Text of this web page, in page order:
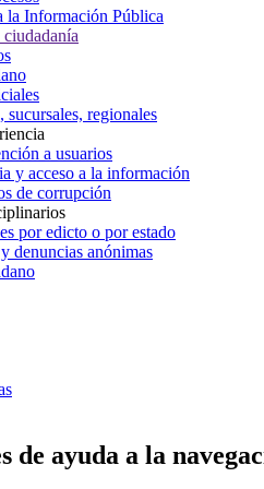
la Información Pública
regionales
a usuarios
y acceso a la información
de corrupción
por edicto o por estado
denuncias anónimas
de ayuda a la